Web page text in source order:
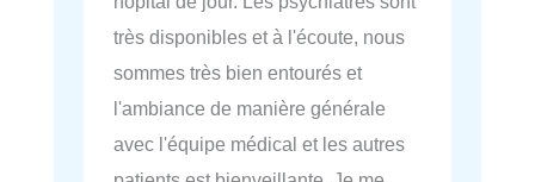
très disponibles et à l'écoute, nous
sommes très bien entourés et
l'ambiance de manière générale
avec l'équipe médical et les autres